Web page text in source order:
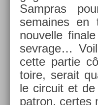
Sampras
semaines en
nouvel­le
sev­rage…
cette par­tie
toire, serait
le cir­cuit et de
pat­ron, cer­tes